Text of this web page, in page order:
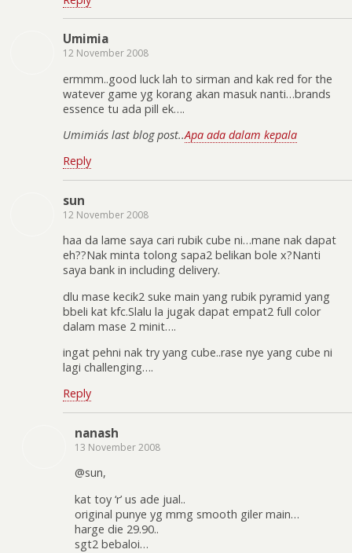
Umimia
12 November 2008
ermmm..good luck lah to sirman and kak red for the
watever game yg korang akan masuk nanti…brands
essence tu ada pill ek….
Umimia´s last blog post..Apa ada dalam kepala
Reply
sun
12 November 2008
haa da lame saya cari rubik cube ni…mane nak dapat
eh??Nak minta tolong sapa2 belikan bole x?Nanti
saya bank in including delivery.
dlu mase kecik2 suke main yang rubik pyramid yang
bbeli kat kfc.Slalu la jugak dapat empat2 full color
dalam mase 2 minit….
ingat pehni nak try yang cube..rase nye yang cube ni
lagi challenging….
Reply
nanash
13 November 2008
@sun,
kat toy ‘r’ us ade jual..
original punye yg mmg smooth giler main…
harge die 29.90..
sgt2 bebaloi…